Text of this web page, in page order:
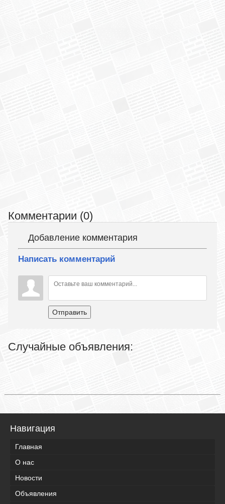
Комментарии (0)
Добавление комментария
Написать комментарий
Отправить
Случайные объявления:
Навигация
Главная
О нас
Новости
Объявления